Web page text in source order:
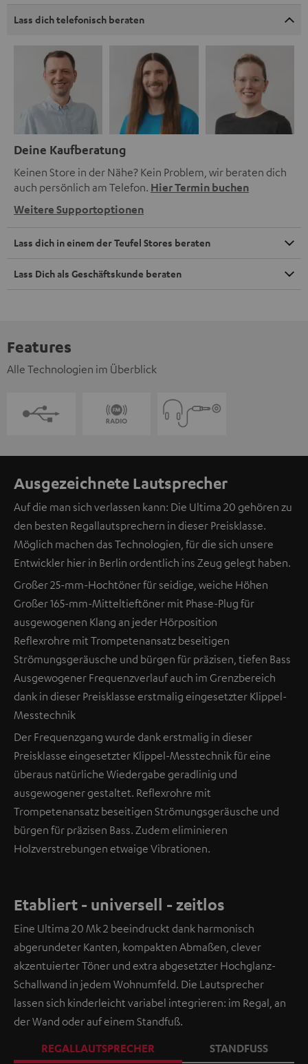
Lass dich telefonisch beraten
Deine Kaufberatung
Keinen Store in der Nähe? Kein Problem, wir beraten dich
auch persönlich am Telefon. Hier Termin buchen
Weitere Supportoptionen
Lass dich in einem der Teufel Stores beraten
Lass Dich als Geschäftskunde beraten
Features
Alle Technologien im Überblick
Ausgezeichnete Lautsprecher
Auf die man sich verlassen kann: Die Ultima 20 gehören zu
den besten Regallautsprechern in dieser Preisklasse.
Möglich machen das Technologien, für die sich unsere
Entwickler hier in Berlin ordentlich ins Zeug gelegt haben.
Großer 25-mm-Hochtöner für seidige, weiche Höhen
Großer 165-mm-Mitteltieftöner mit Phase-Plug für
ausgewogenen Klang an jeder Hörposition
Reflexrohre mit Trompetenansatz beseitigen
Strömungsgeräusche und bürgen für präzisen, tiefen Bass
Ausgewogener Frequenzverlauf auch im Grenzbereich
dank in dieser Preisklasse erstmalig eingesetzter Klippel-
Messtechnik
Der Frequenzgang wurde dank erstmalig in dieser
Preisklasse eingesetzter Klippel-Messtechnik für eine
überaus natürliche Wiedergabe geradlinig und
ausgewogener gestaltet. Reflexrohre mit
Trompetenansatz beseitigen Strömungsgeräusche und
bürgen für präzisen Bass. Zudem eliminieren
Holzverstrebungen etwaige Vibrationen.
Etabliert - universell - zeitlos
Eine Ultima 20 Mk 2 beeindruckt dank harmonisch
abgerundeter Kanten, kompakten Abmaßen, clever
akzentuierter Töner und extra abgesetzter Hochglanz-
Schallwand in jedem Wohnumfeld. Die Lautsprecher
lassen sich kinderleicht variabel integrieren: im Regal, an
der Wand oder auf einem Standfuß.
REGALLAUTSPRECHER
STANDFUSS